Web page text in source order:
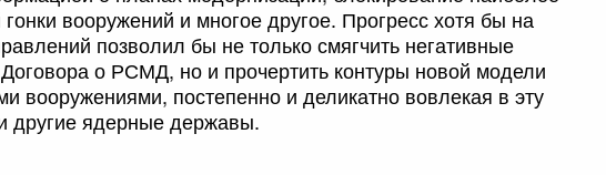
вооружений и многое другое. Прогресс хотя бы на
позволил бы не только смягчить негативные
о РСМД, но и прочертить контуры новой модели
вооружениями, постепенно и деликатно вовлекая в эту
другие ядерные державы.